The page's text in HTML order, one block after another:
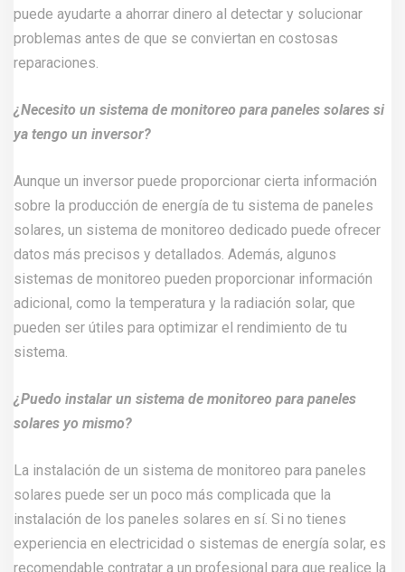
puede ayudarte a ahorrar dinero al detectar y solucionar
problemas antes de que se conviertan en costosas
reparaciones.
¿Necesito un sistema de monitoreo para paneles solares si
ya tengo un inversor?
Aunque un inversor puede proporcionar cierta información
sobre la producción de energía de tu sistema de paneles
solares, un sistema de monitoreo dedicado puede ofrecer
datos más precisos y detallados. Además, algunos
sistemas de monitoreo pueden proporcionar información
adicional, como la temperatura y la radiación solar, que
pueden ser útiles para optimizar el rendimiento de tu
sistema.
¿Puedo instalar un sistema de monitoreo para paneles
solares yo mismo?
La instalación de un sistema de monitoreo para paneles
solares puede ser un poco más complicada que la
instalación de los paneles solares en sí. Si no tienes
experiencia en electricidad o sistemas de energía solar, es
recomendable contratar a un profesional para que realice la